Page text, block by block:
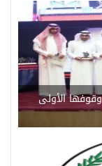
الأولى